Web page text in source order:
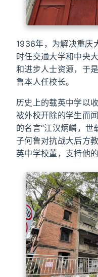
1936年，为解决重庆
时任交通大学和中央
和进步人士资源，于
鲁本人任校长。
历史上的载英中学以
被外校开除的学生而
的名言“江汉炳嶙，世
子何鲁对抗战大后方
英中学校董，支持他的